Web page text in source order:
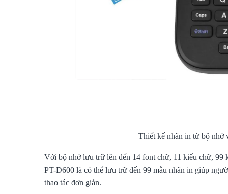
Brother P Touch - Giải Pháp
In Nhãn Chuyên...
02/06/2013
So Sánh Brother PT-
Và PT-E310BTVP
Thiết kế nhãn in từ bộ nhớ
Với bộ nhớ lưu trữ lên đến 14 font chữ, 11 kiểu chữ, 99
PT-D600 là có thể lưu trữ đến 99 mẫu nhãn in giúp
thao tác đơn giản.